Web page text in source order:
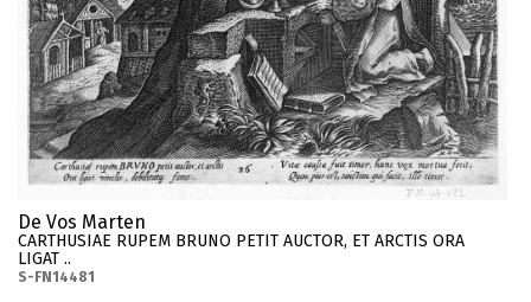
De Vos Marten
CARTHUSIAE RUPEM BRUNO PETIT AUCTOR, ET ARCTIS ORA
LIGAT ..
S-FN14481